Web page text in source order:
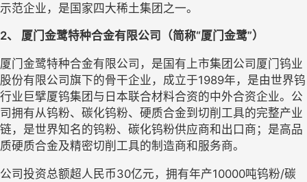
示范企业，是国家四大稀土集团之一。
2、 厦门金鹭特种合金有限公司（简称“厦门金鹭”）
厦门金鹭特种合金有限公司，是国有上市集团公司厦门钨业
股份有限公司旗下的骨干企业，成立于1989年，是由世界钨
行业巨擘厦钨集团与日本联合材料合资的中外合资企业。公
司拥有从钨粉、碳化钨粉、硬质合金到切削工具的完整产业
链，是世界知名的钨粉、碳化钨粉供应商和出口商；是高品
质硬质合金及精密切削工具的制造商和服务商。
公司投资总额超人民币30亿元，拥有年产10000吨钨粉/碳